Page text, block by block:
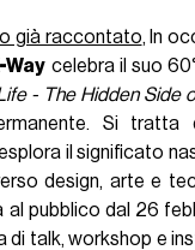
già raccontato, In
Way celebra il suo
- The Hidden Side
Si
il significato
design, arte e
al pubblico dal 26
di talk, workshop e